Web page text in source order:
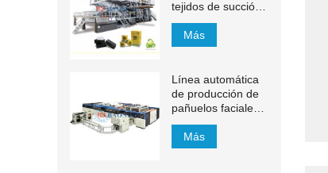
tejidos de succión
de 1200 m / min
Más
Línea automática
de producción de
pañuelos faciales
YH-FG
Más